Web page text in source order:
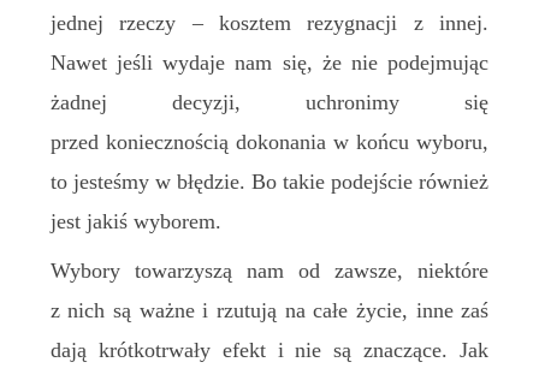
jednej rzeczy – kosztem rezygnacji z innej.
Nawet jeśli wydaje nam się, że nie podejmując
żadnej decyzji, uchronimy się
przed koniecznością dokonania w końcu wyboru,
to jesteśmy w błędzie. Bo takie podejście również
jest jakiś wyborem.
Wybory towarzyszą nam od zawsze, niektóre
z nich są ważne i rzutują na całe życie, inne zaś
dają krótkotrwały efekt i nie są znaczące. Jak